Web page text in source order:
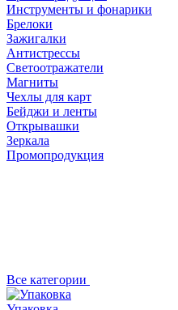
Инструменты и фонарики
Брелоки
Зажигалки
Антистрессы
Светоотражатели
Магниты
Чехлы для карт
Бейджи и ленты
Открывашки
Зеркала
Промопродукция
Все категории